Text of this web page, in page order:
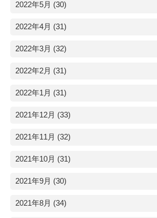
2022年5月 (30)
2022年4月 (31)
2022年3月 (32)
2022年2月 (31)
2022年1月 (31)
2021年12月 (33)
2021年11月 (32)
2021年10月 (31)
2021年9月 (30)
2021年8月 (34)